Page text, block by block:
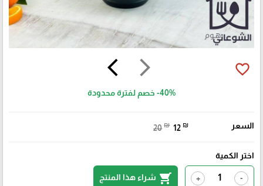
arrow_forward_ios
arrow_back_ios favorite_border
-40% خصم لفترة محدودة
السعر 20 ₪ 12 ₪
اختر الكمية
-
+
shopping_cart شراء هذا المنتج